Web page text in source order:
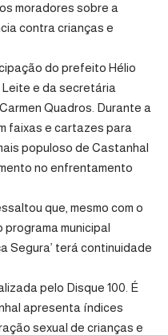
moradores sobre a
contra crianças e
do prefeito Hélio
Leite e da secretária
Quadros. Durante a
faixas e cartazes para
populoso de Castanhal
no enfrentamento
que, mesmo com o
programa municipal
Segura’ terá continuidade
pelo Disque 100. É
apresenta índices
sexual de crianças e